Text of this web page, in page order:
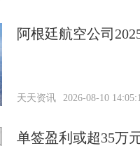
阿根廷航空公司
天天资讯 2026-08-10
单签盈利或超35万